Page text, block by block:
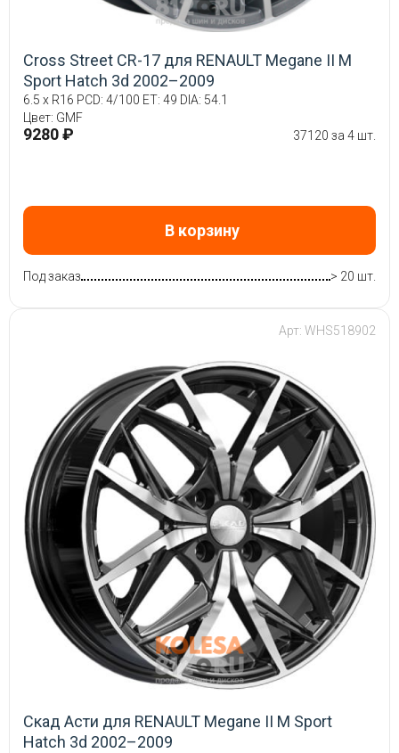
Cross Street CR-17 для RENAULT Megane II M
Sport Hatch 3d 2002–2009
6.5 x R16 PCD: 4/100 ET: 49 DIA: 54.1
Цвет: GMF
9280 ₽ 37120 за 4 шт.
В корзину
Под заказ > 20 шт.
Арт: WHS518902
Скад Асти для RENAULT Megane II M Sport
Hatch 3d 2002–2009